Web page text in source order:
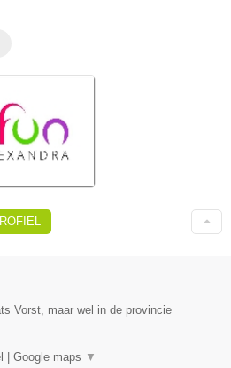
Vorst, maar wel in de provincie
Google maps ▼